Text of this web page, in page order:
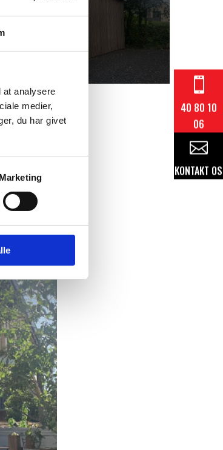
at analysere
medier,
du har givet
Marketing
OS

40 80 10
06

KONTAKT OS